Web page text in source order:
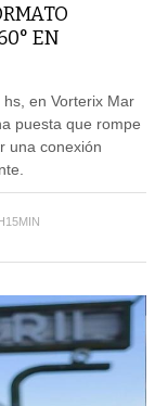
EN
en Vorterix Mar
puesta que rompe
una conexión